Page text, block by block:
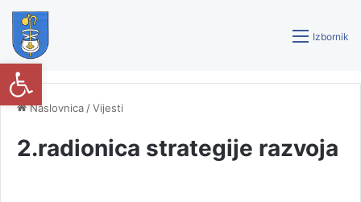
Izbornik
Naslovnica /Vijesti
2.radionica strategije razvoja
Open toolbar